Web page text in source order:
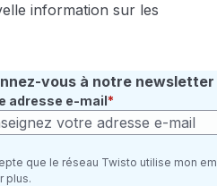
information sur les
vous à notre newsletter
adresse e-mail
que le réseau Twisto utilise mon
plus.